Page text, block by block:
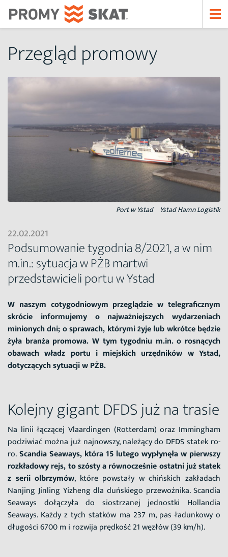
Przegląd promowy
Port w Ystad Ystad Hamn Logistik
22.02.2021
Podsumowanie tygodnia 8/2021, a w nim
m.in.: sytuacja w PŻB martwi
przedstawicieli portu w Ystad
W naszym cotygodniowym przeglądzie w telegraficznym
skrócie informujemy o najważniejszych wydarzeniach
minionych dni; o sprawach, którymi żyje lub wkrótce będzie
żyła branża promowa. W tym tygodniu m.in. o rosnących
obawach władz portu i miejskich urzędników w Ystad,
dotyczących sytuacji w PŻB.
Kolejny gigant DFDS już na trasie
Na linii łączącej Vlaardingen (Rotterdam) oraz Immingham
podziwiać można już najnowszy, należący do DFDS statek ro-
ro.Scandia Seaways, która 15 lutego wypłynęła w pierwszy
rozkładowy rejs, to szósty a równocześnie ostatni już statek
z serii olbrzymów, które powstały w chińskich zakładach
Nanjing Jinling Yizheng dla duńskiego przewoźnika. Scandia
Seaways dołączyła do siostrzanej jednostki Hollandia
Seaways. Każdy z tych statków ma 237 m, pas ładunkowy o
długości 6700 m i rozwija prędkość 21 węzłów (39 km/h).